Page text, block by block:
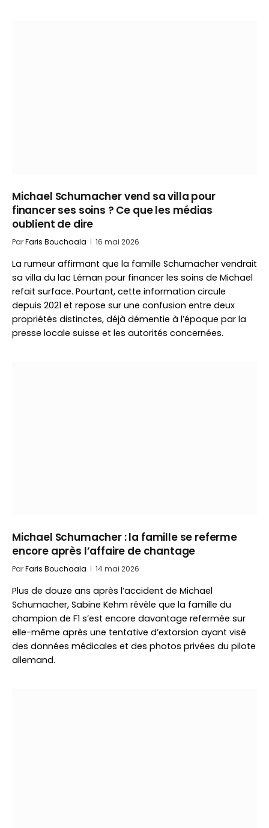
Michael Schumacher vend sa villa pour
financer ses soins ? Ce que les médias
oublient de dire
ParFaris Bouchaala 16 mai 2026
La rumeur affirmant que la famille Schumacher vendrait
sa villa du lac Léman pour financer les soins de Michael
refait surface. Pourtant, cette information circule
depuis 2021 et repose sur une confusion entre deux
propriétés distinctes, déjà démentie à l’époque par la
presse locale suisse et les autorités concernées.
Michael Schumacher : la famille se referme
encore après l’affaire de chantage
ParFaris Bouchaala 14 mai 2026
Plus de douze ans après l’accident de Michael
Schumacher, Sabine Kehm révèle que la famille du
champion de F1 s’est encore davantage refermée sur
elle-même après une tentative d’extorsion ayant visé
des données médicales et des photos privées du pilote
allemand.